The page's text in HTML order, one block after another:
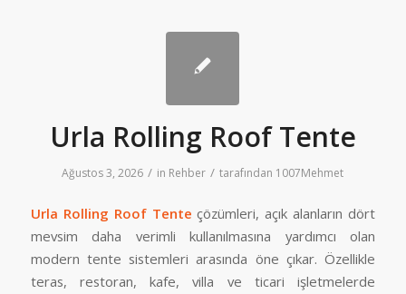
Urla Rolling Roof Tente
Ağustos 3, 2026 / in Rehber / tarafından 1007Mehmet
Urla Rolling Roof Tente çözümleri, açık alanların dört
mevsim daha verimli kullanılmasına yardımcı olan
modern tente sistemleri arasında öne çıkar. Özellikle
teras, restoran, kafe, villa ve ticari işletmelerde